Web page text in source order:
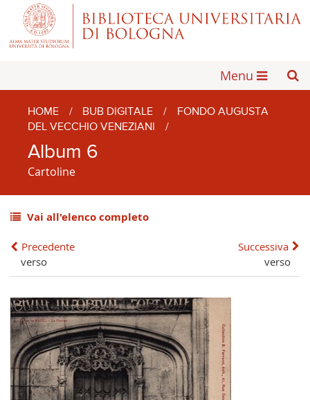
Menu
HOME / BUB DIGITALE /
FONDO AUGUSTA
DEL VECCHIO VENEZIANI
/
Album 6
Cartoline
Vai all'elenco completo
Precedente
verso
Successiva
verso